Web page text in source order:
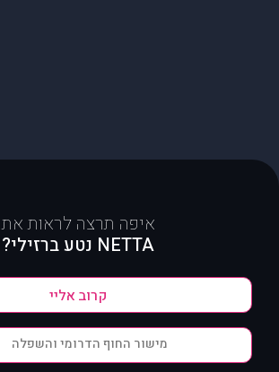
איפה תרצה לראות את
NETTA נטע ברזילי?
מישור החוף הדרומי והשפלה